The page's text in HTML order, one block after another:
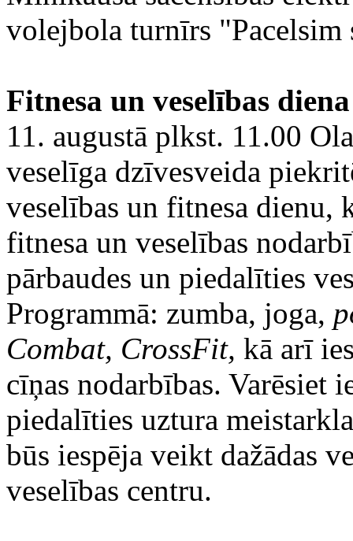
volejbola turnīrs "Pacelsim
Fitnesa un veselības
11. augustā plkst. 11.00
veselīga dzīvesveida
veselības un fitnesa dienu,
fitnesa un veselības
pārbaudes un piedalīties
Programmā: zumba, joga,
Combat, CrossFit, kā arī
cīņas nodarbības. Varēsiet
piedalīties uztura
būs iespēja veikt dažādas
veselības centru.